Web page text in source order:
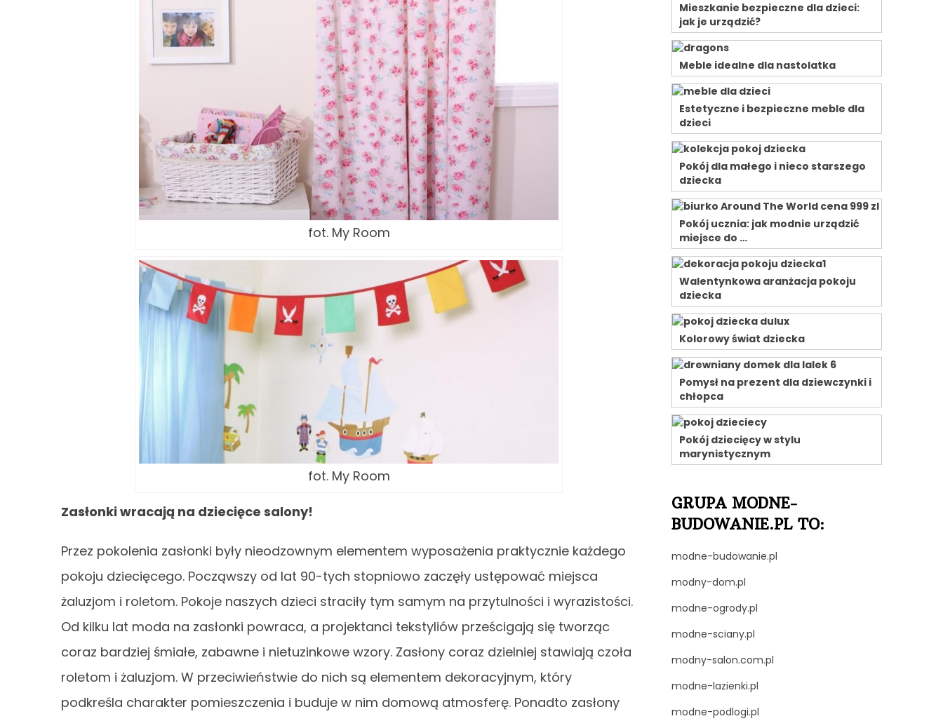
fot. My Room
fot. My Room
Zasłonki wracają na dziecięce salony!
Przez pokolenia zasłonki były nieodzownym elementem wyposażenia praktycznie każdego
pokoju dziecięcego. Począwszy od lat 90-tych stopniowo zaczęły ustępować miejsca
żaluzjom i roletom. Pokoje naszych dzieci straciły tym samym na przytulności i wyrazistości.
Od kilku lat moda na zasłonki powraca, a projektanci tekstyliów prześcigają się tworząc
coraz bardziej śmiałe, zabawne i nietuzinkowe wzory. Zasłony coraz dzielniej stawiają czoła
roletom i żaluzjom. W przeciwieństwie do nich są elementem dekoracyjnym, który
podkreśla charakter pomieszczenia i buduje w nim domową atmosferę. Ponadto zasłony
Mieszkanie bezpieczne dla dzieci:
jak je urządzić?
Meble idealne dla nastolatka
Estetyczne i bezpieczne meble dla
dzieci
Pokój dla małego i nieco starszego
dziecka
Pokój ucznia: jak modnie urządzić
miejsce do …
Walentynkowa aranżacja pokoju
dziecka
Kolorowy świat dziecka
Pomysł na prezent dla dziewczynki i
chłopca
Pokój dziecięcy w stylu
marynistycznym
GRUPA MODNE-
BUDOWANIE.PL TO:
modne-budowanie.pl
modny-dom.pl
modne-ogrody.pl
modne-sciany.pl
modny-salon.com.pl
modne-lazienki.pl
modne-podlogi.pl